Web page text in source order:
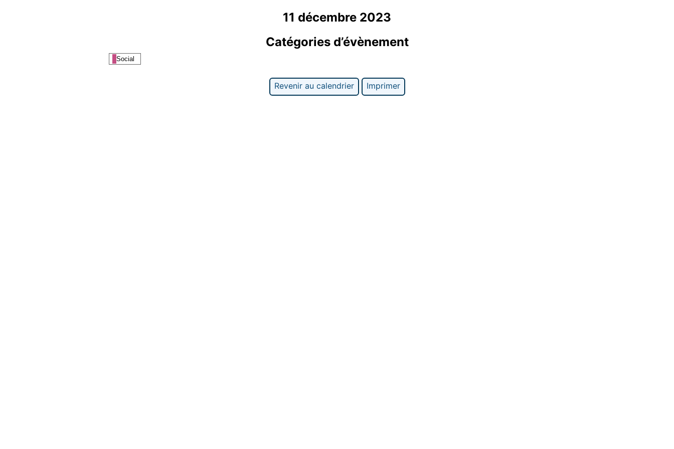
11 décembre 2023
Catégories d’évènement
Social
Revenir au calendrier Imprimer